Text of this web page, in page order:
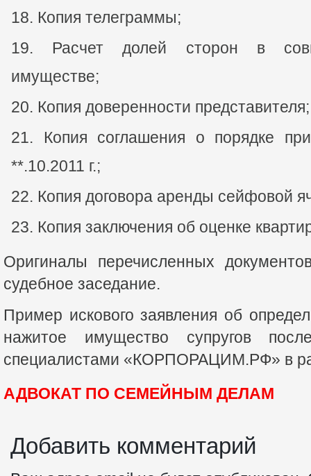
Копия телеграммы;
Расчет долей сторон в
имуществе;
Копия доверенности представителя;
Копия соглашения о порядке
**.10.2011 г.;
Копия договора аренды сейфовой
Копия заключения об оценке
Оригиналы перечисленных
судебное заседание.
Пример искового заявления об
нажитое имущество супругов
специалистами «КОРПОРАЦИМ.РФ» в
АДВОКАТ ПО СЕМЕЙНЫМ ДЕЛАМ
Добавить комментарий